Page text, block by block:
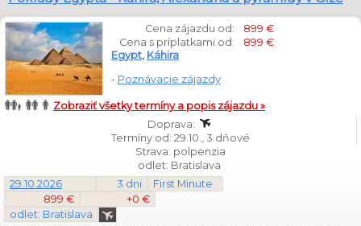
Cena zájazdu od:
899 €
Cena s príplatkami od:
899 €
Egypt, Káhira
- Poznávacie zájazdy
Zobraziť všetky termíny a popis zájazdu »
Doprava:
Termíny od: 29.10., 3 dňové
Strava: polpenzia
odlet: Bratislava
29.10.2026
3 dni
First Minute
899 €
+0 €
odlet: Bratislava